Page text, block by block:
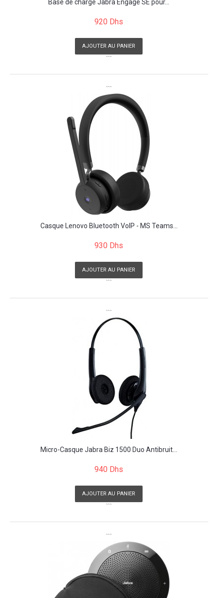
Base de charge Jabra Engage SE pour...
920 Dhs
AJOUTER AU PANIER
```
```
Casque Lenovo Bluetooth VoIP - MS Teams...
930 Dhs
AJOUTER AU PANIER
```
```
Micro-Casque Jabra Biz 1500 Duo Antibruit...
940 Dhs
AJOUTER AU PANIER
```
```